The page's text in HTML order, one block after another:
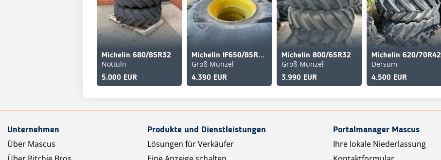
Michelin 680/85R32
Nottuln
5.000 EUR
Michelin IF650/85R38 AXIOBIB
Groß Munzel
4.390 EUR
Michelin 800/65R32
Groß Munzel
3.990 EUR
Michelin 620/70R42
Dersum
4.500 EUR
Unternehmen
Über Mascus
Produkte und Dienstleistungen
Lösungen für Verkäufer
Portalmanager Mascus
Ihre lokale Niederlassung